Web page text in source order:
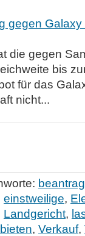
gegen
die gegen
bis
für das
nicht...
einstweilige,
Landgericht,
, Verkauf,